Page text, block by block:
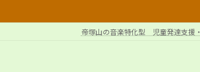
プ
動
帝塚山の音楽特化型 児童発達支援